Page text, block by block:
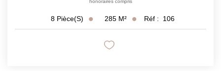
honoraires compris
8 Pièce(s) 285 M² Réf : 106